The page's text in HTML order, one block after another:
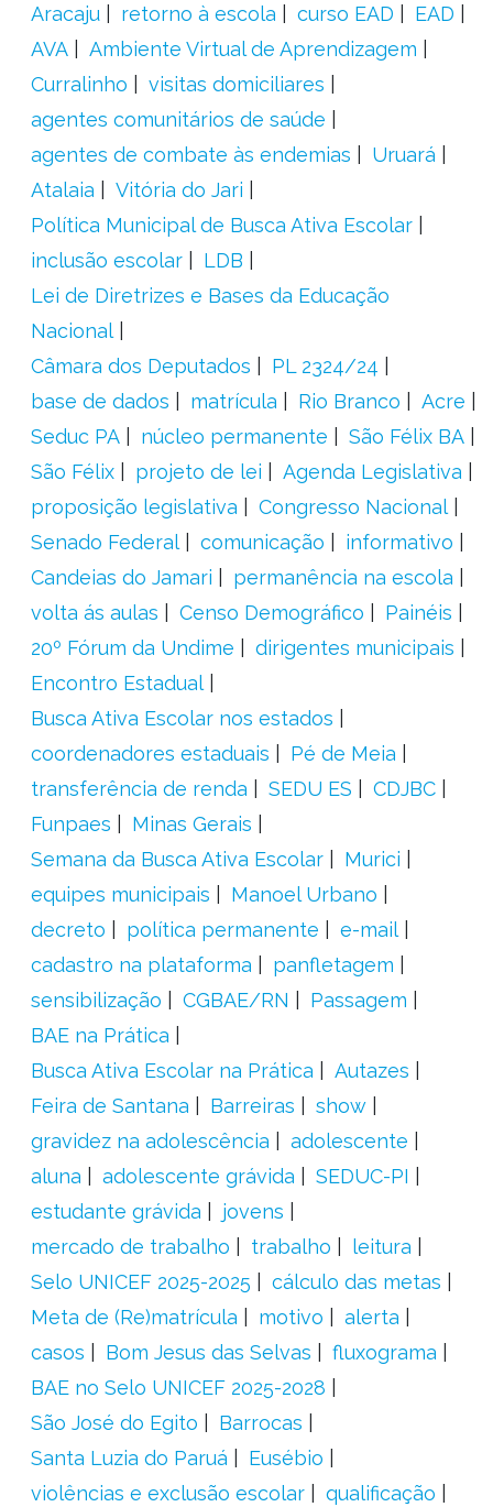
Aracaju
retorno à escola curso EAD
EAD
AVA
Ambiente Virtual de Aprendizagem
Curralinho
visitas domiciliares
agentes comunitários de saúde
agentes de combate às endemias
Uruará
Atalaia
Vitória do Jari
Política Municipal de Busca Ativa Escolar
inclusão escolar
LDB
Lei de Diretrizes e Bases da Educação
Nacional
Câmara dos Deputados
PL 2324/24
base de dados
matrícula Rio Branco
Acre
Seduc PA
núcleo permanente
São Félix BA
São Félix
projeto de lei
Agenda Legislativa
proposição legislativa
Congresso Nacional
Senado Federal
comunicação
informativo
Candeias do Jamari
permanência na escola
volta ás aulas
Censo Demográfico
Painéis
20º Fórum da Undime
dirigentes municipais
Encontro Estadual
Busca Ativa Escolar nos estados
coordenadores estaduais
Pé de Meia
transferência de renda
SEDU ES
CDJBC
Funpaes
Minas Gerais
Semana da Busca Ativa Escolar
Murici
equipes municipais
Manoel Urbano
decreto
política permanente
e-mail
cadastro na plataforma
panfletagem
sensibilização
CGBAE/RN
Passagem
BAE na Prática
Busca Ativa Escolar na Prática
Autazes
Feira de Santana
Barreiras
show
gravidez na adolescência
adolescente
aluna
adolescente grávida
SEDUC-PI
estudante grávida
jovens
mercado de trabalho
trabalho
leitura
Selo UNICEF 2025-2025
cálculo das metas
Meta de (Re)matrícula
motivo
alerta
casos
Bom Jesus das Selvas
fluxograma
BAE no Selo UNICEF 2025-2028
São José do Egito
Barrocas
Santa Luzia do Paruá
Eusébio
violências e exclusão escolar
qualificação